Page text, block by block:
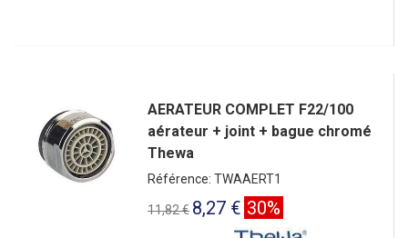
AERATEUR COMPLET F22/100
aérateur + joint + bague chromé
Thewa
Référence: TWAAERT1
11,82 € 8,27 € 30%